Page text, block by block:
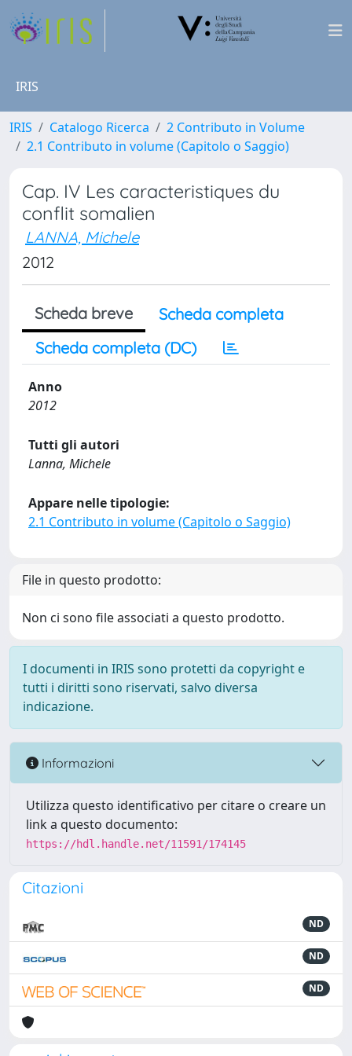
IRIS
IRIS Catalogo Ricerca
2 Contributo in Volume
2.1 Contributo in volume (Capitolo o Saggio)
Cap. IV Les caracteristiques du
conflit somalien
LANNA, Michele
2012
Scheda breve
Scheda completa
Scheda completa (DC)
Anno
2012
Tutti gli autori
Lanna, Michele
Appare nelle tipologie:
2.1 Contributo in volume (Capitolo o Saggio)
File in questo prodotto:
Non ci sono file associati a questo prodotto.
I documenti in IRIS sono protetti da copyright e
tutti i diritti sono riservati, salvo diversa
indicazione.
Informazioni
Utilizza questo identificativo per citare o creare un
link a questo documento:
https://hdl.handle.net/11591/174145
Citazioni
ND
ND
ND